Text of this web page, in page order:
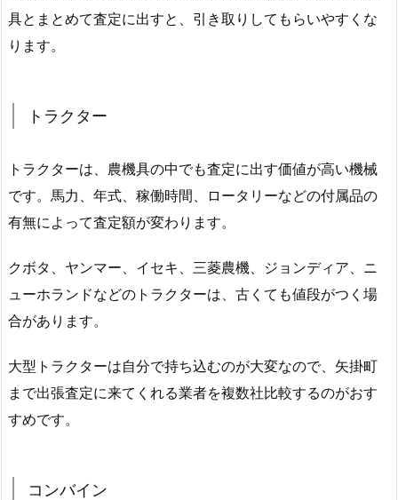
具とまとめて査定に出すと、引き取りしてもらいやすくな
ります。
トラクター
トラクターは、農機具の中でも査定に出す価値が高い機械
です。馬力、年式、稼働時間、ロータリーなどの付属品の
有無によって査定額が変わります。
クボタ、ヤンマー、イセキ、三菱農機、ジョンディア、ニ
ューホランドなどのトラクターは、古くても値段がつく場
合があります。
大型トラクターは自分で持ち込むのが大変なので、矢掛町
まで出張査定に来てくれる業者を複数社比較するのがおす
すめです。
コンバイン